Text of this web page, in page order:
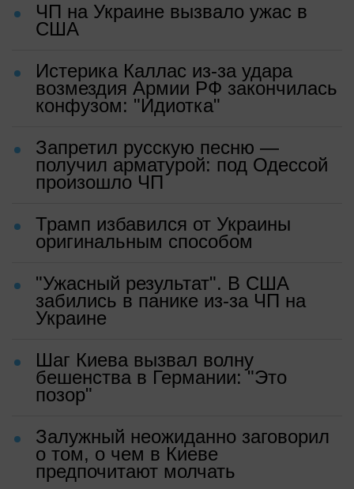
ЧП на Украине вызвало ужас в
США
Истерика Каллас из-за удара
возмездия Армии РФ закончилась
конфузом: "Идиотка"
Запретил русскую песню —
получил арматурой: под Одессой
произошло ЧП
Трамп избавился от Украины
оригинальным способом
"Ужасный результат". В США
забились в панике из-за ЧП на
Украине
Шаг Киева вызвал волну
бешенства в Германии: "Это
позор"
Залужный неожиданно заговорил
о том, о чем в Киеве
предпочитают молчать